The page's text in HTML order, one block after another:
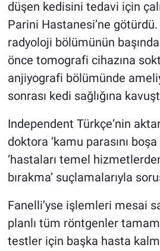
düşen kedisini tedavi için
Parini Hastanesi’ne
radyoloji bölümünün
önce tomografi cihazına
anjiyografi bölümünde
sonrası kedi sağlığına
Independent Türkçe‘nin
doktora ‘kamu parasını
‘hastaları temel
bırakma’ suçlamalarıyla
Fanelli’yse işlemleri mesai
planlı tüm röntgenler
testler için başka hasta
Gündem Özel
Günün görüntüsü
Haber
İlan
Kimdir
Koronavirüs
Kültür Sanat
Ne demişti